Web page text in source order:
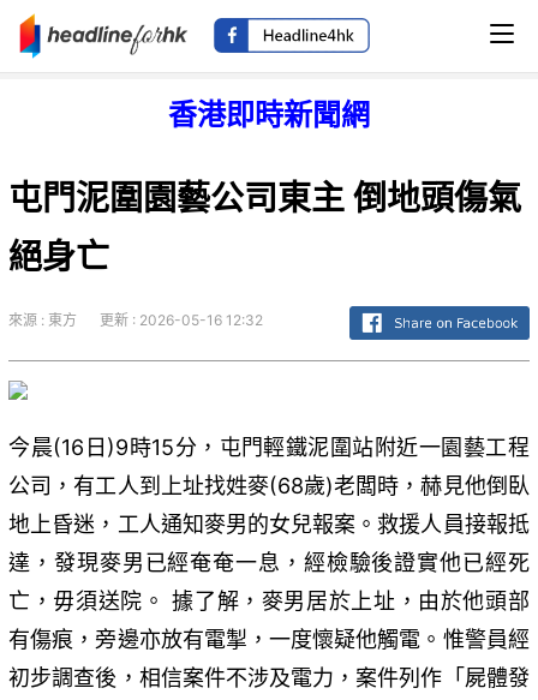
香港即時新聞網
屯門泥圍園藝公司東主 倒地頭傷氣
絕身亡
來源 : 東方 更新 : 2026-05-16 12:32
今晨(16日)9時15分，屯門輕鐵泥圍站附近一園藝工程
公司，有工人到上址找姓麥(68歲)老闆時，赫見他倒臥
地上昏迷，工人通知麥男的女兒報案。救援人員接報抵
達，發現麥男已經奄奄一息，經檢驗後證實他已經死
亡，毋須送院。 據了解，麥男居於上址，由於他頭部
有傷痕，旁邊亦放有電掣，一度懷疑他觸電。惟警員經
初步調查後，相信案件不涉及電力，案件列作「屍體發